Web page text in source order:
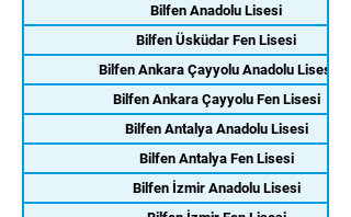
Bilfen Anadolu Lisesi
Bilfen Üsküdar Fen Lisesi
Bilfen Ankara Çayyolu Anadolu Lisesi
Bilfen Ankara Çayyolu Fen Lisesi
Bilfen Antalya Anadolu Lisesi
Bilfen Antalya Fen Lisesi
Bilfen İzmir Anadolu Lisesi